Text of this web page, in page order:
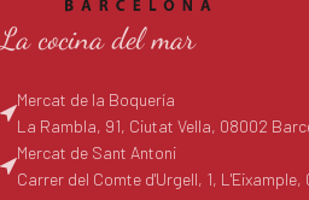
La cocina del mar
Mercat de la Boquería
La Rambla, 91, Ciutat Vella, 08002
Mercat de Sant Antoni
Carrer del Comte d'Urgell, 1, L'Eixample,